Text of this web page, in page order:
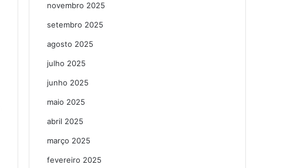
novembro 2025
setembro 2025
agosto 2025
julho 2025
junho 2025
maio 2025
abril 2025
março 2025
fevereiro 2025